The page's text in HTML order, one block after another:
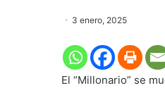
3 enero, 2025
El “Millonario” se